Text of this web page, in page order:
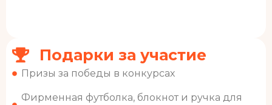
Подарки за участие
Призы за победы в конкурсах
Фирменная футболка, блокнот и ручка для